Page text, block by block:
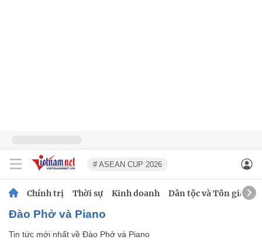
# ASEAN CUP 2026
Chính trị Thời sự Kinh doanh Dân tộc và Tôn giáo
Đào Phở và Piano
Tin tức mới nhất về Đào Phở và Piano